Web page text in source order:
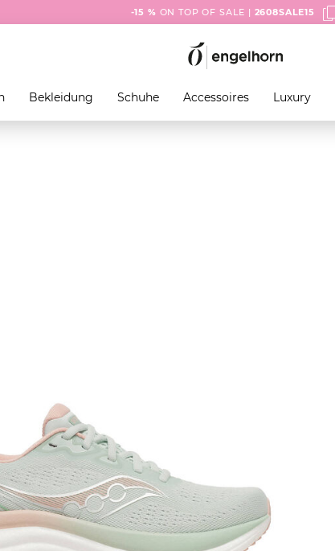
-15 % ON TOP OF SALE | 2608SALE15
Bekleidung Schuhe Accessoires Luxury